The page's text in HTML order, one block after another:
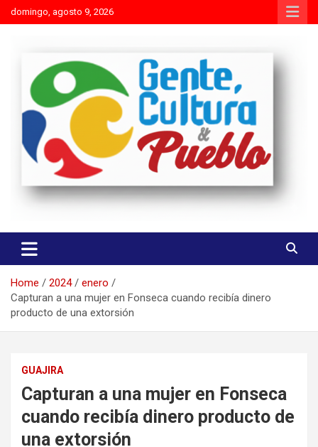
Skip
to
domingo, agosto 9, 2026
Gente Cultura y Pueblo
Home 2024
enero
Capturan a una mujer en Fonseca cuando recibía dinero
producto de una extorsión
GUAJIRA
Capturan a una mujer en Fonseca
cuando recibía dinero producto de
una extorsión